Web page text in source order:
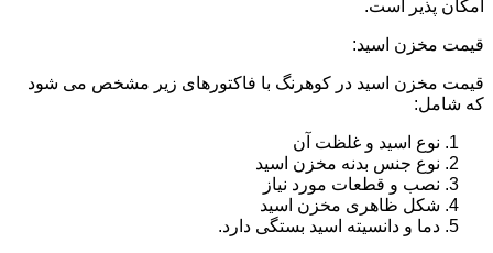
امکان پذیر است.
قیمت مخزن اسید:
قیمت مخزن اسید در کوهرنگ با فاکتورهای زیر مشخص می شود
که شامل:
نوع اسید و غلظت آن
نوع جنس بدنه مخزن اسید
نصب و قطعات مورد نیاز
شکل ظاهری مخزن اسید
دما و دانسیته اسید بستگی دارد.